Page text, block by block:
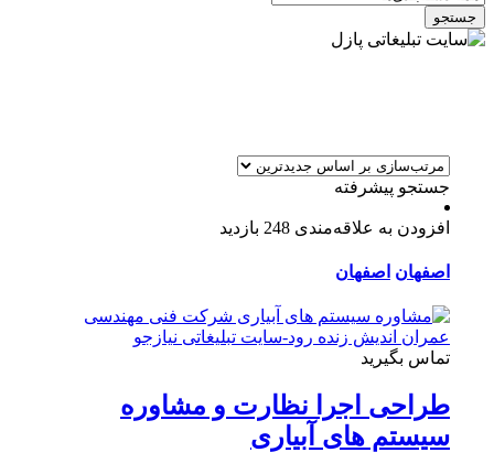
جستجو
جستجو پیشرفته
افزودن به علاقه‌مندی 248 بازدید
اصفهان اصفهان
تماس بگیرید
طراحی اجرا نظارت و مشاوره
سيستم های آبیاری